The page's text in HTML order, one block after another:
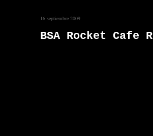
16 septiembre 2009
BSA Rocket Cafe